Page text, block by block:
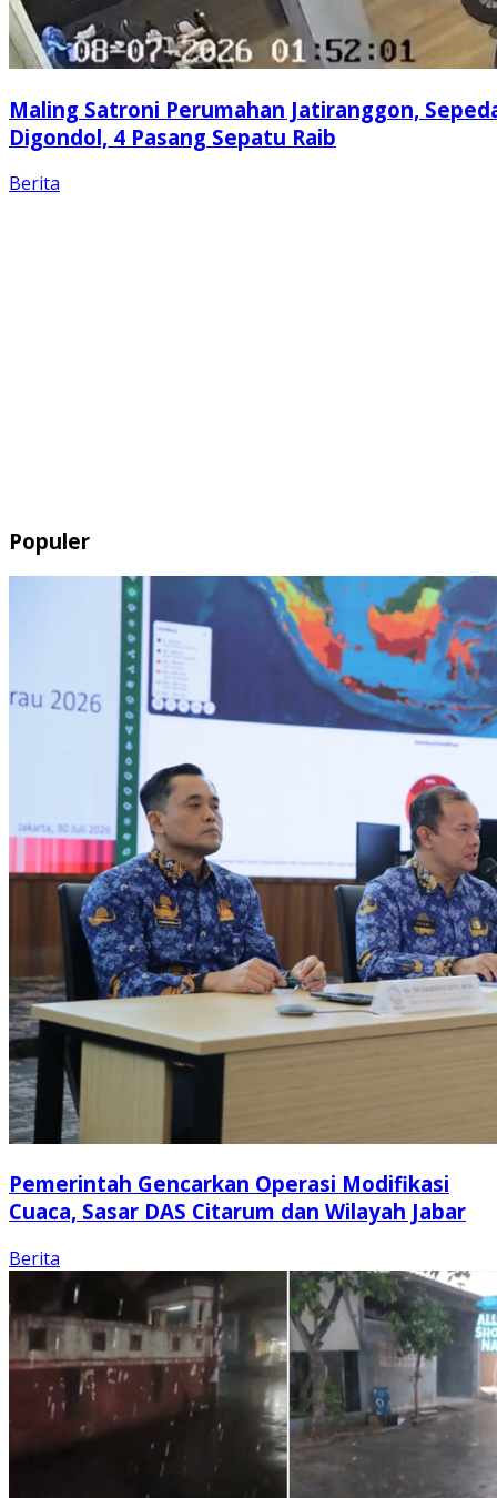
Maling Satroni Perumahan Jatiranggon,
Digondol, 4 Pasang Sepatu Raib
Berita
Populer
Pemerintah Gencarkan Operasi Modifikasi
Cuaca, Sasar DAS Citarum dan Wilayah Jabar
Berita